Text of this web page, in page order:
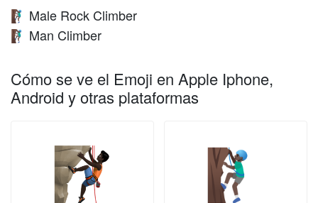
🧗🏿‍♂️ Male Rock Climber
🧗🏿‍♂️ Man Climber
Cómo se ve el Emoji en Apple Iphone,
Android y otras plataformas